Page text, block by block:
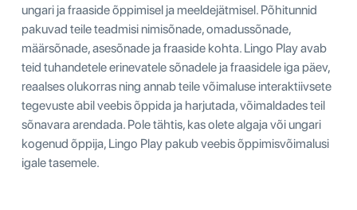
ungari ja fraaside õppimisel ja meeldejätmisel. Põhitunnid
pakuvad teile teadmisi nimisõnade, omadussõnade,
määrsõnade, asesõnade ja fraaside kohta. Lingo Play avab
teid tuhandetele erinevatele sõnadele ja fraasidele iga päev,
reaalses olukorras ning annab teile võimaluse interaktiivsete
tegevuste abil veebis õppida ja harjutada, võimaldades teil
sõnavara arendada. Pole tähtis, kas olete algaja või ungari
kogenud õppija, Lingo Play pakub veebis õppimisvõimalusi
igale tasemele.